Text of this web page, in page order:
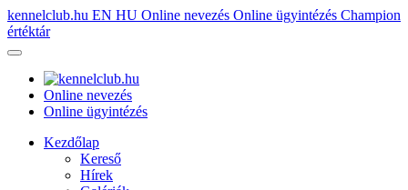
kennelclub.hu EN HU Online nevezés Online ügyintézés Champion
értéktár
Online nevezés
Online ügyintézés
Kezdőlap
Kereső
Hírek